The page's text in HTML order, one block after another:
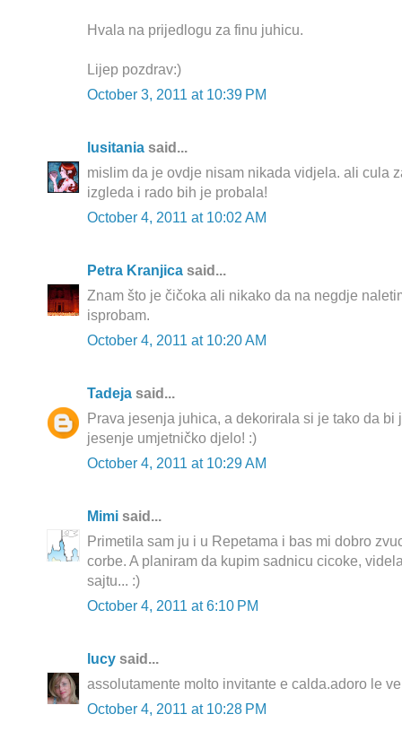
Hvala na prijedlogu za finu juhicu.
Lijep pozdrav:)
October 3, 2011 at 10:39 PM
lusitania said...
mislim da je ovdje nisam nikada vidjela. ali cula
izgleda i rado bih je probala!
October 4, 2011 at 10:02 AM
Petra Kranjica said...
Znam što je čičoka ali nikako da na negdje
isprobam.
October 4, 2011 at 10:20 AM
Tadeja said...
Prava jesenja juhica, a dekorirala si je tako da bi
jesenje umjetničko djelo! :)
October 4, 2011 at 10:29 AM
Mimi said...
Primetila sam ju i u Repetama i bas mi dobro
corbe. A planiram da kupim sadnicu cicoke,
sajtu... :)
October 4, 2011 at 6:10 PM
lucy said...
assolutamente molto invitante e calda.adoro le
October 4, 2011 at 10:28 PM